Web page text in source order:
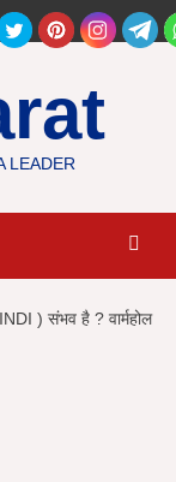
LEADER
) संभव है ? वार्महोल